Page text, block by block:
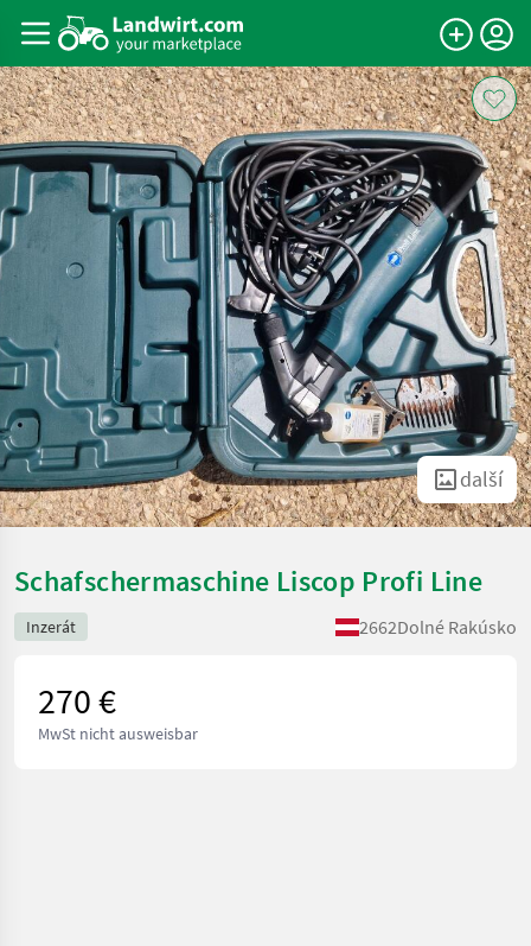
další
Schafschermaschine Liscop Profi Line
Inzerát 2662Dolné Rakúsko
270 €
MwSt nicht ausweisbar